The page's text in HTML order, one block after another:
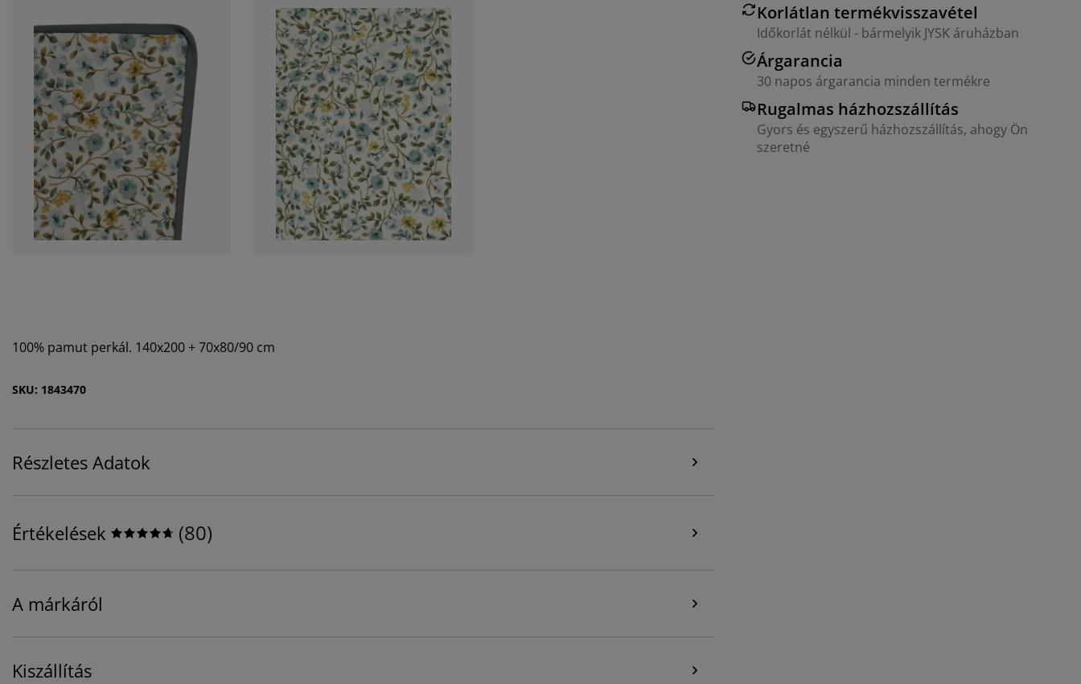
Korlátlan termékvisszavétel
Időkorlát nélkül - bármelyik JYSK áruházban
Árgarancia
30 napos árgarancia minden termékre
Rugalmas házhozszállítás
Gyors és egyszerű házhozszállítás, ahogy Ön
szeretné
100% pamut perkál. 140x200 + 70x80/90 cm
SKU: 1843470
Részletes Adatok
Értékelések (80)
A márkáról
Kiszállítás